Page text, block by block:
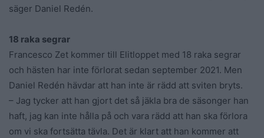
säger Daniel Redén.
18 raka segrar
Francesco Zet kommer till Elitloppet med 18 raka segrar
och hästen har inte förlorat sedan september 2021. Men
Daniel Redén hävdar att han inte är rädd att sviten bryts.
– Jag tycker att han gjort det så jäkla bra de säsonger han
haft, jag kan inte hålla på och vara rädd att han ska förlora
om vi ska fortsätta tävla. Det är klart att han kommer att